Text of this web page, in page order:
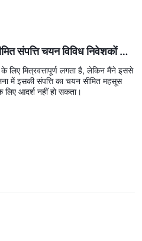
संपत्ति चयन विविध निवेशकों को
लिए मित्रवत्तापूर्ण लगता है, लेकिन मैंने इससे
में इसकी संपत्ति का चयन सीमित महसूस
लिए आदर्श नहीं हो सकता।